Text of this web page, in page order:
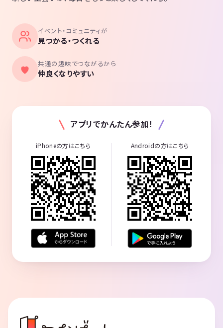
イベント・コミュニティが
見つかる・つくれる
共通の趣味でつながるから
仲良くなりやすい
アプリでかんたん参加！
iPhoneの方はこちら Androidの方はこちら